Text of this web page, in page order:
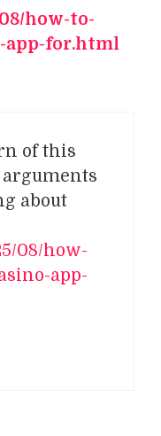
how-to-
app-for.html
of this
about
08/how-
app-